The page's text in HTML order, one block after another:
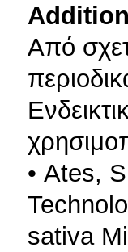
Από
• Ates,
sativa